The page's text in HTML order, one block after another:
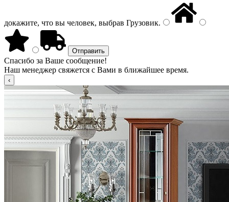
докажите, что вы человек, выбрав Грузовик.
Спасибо за Ваше сообщение!
Наш менеджер свяжется с Вами в ближайшее время.